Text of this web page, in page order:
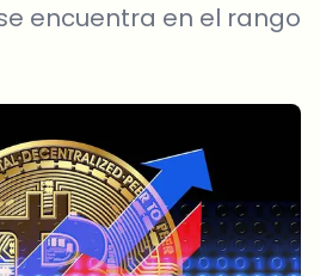
encuentra en el rango